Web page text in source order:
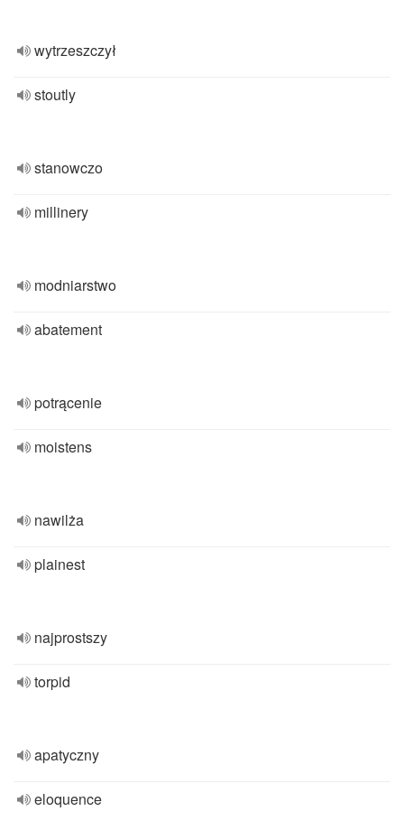
wytrzeszczył
stoutly
stanowczo
millinery
modniarstwo
abatement
potrącenie
moistens
nawilża
plainest
najprostszy
torpid
apatyczny
eloquence